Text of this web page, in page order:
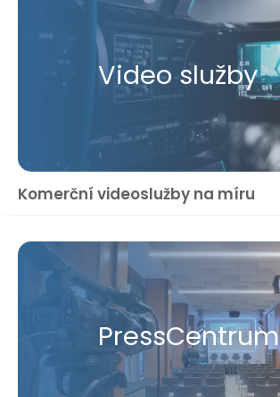
Video služby
Komerční videoslužby na míru
Press​Centrum